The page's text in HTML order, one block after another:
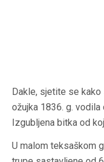
Dakle, sjetite se
ožujka 1836. g.
Izgubljena bitka od
U malom teksaškom